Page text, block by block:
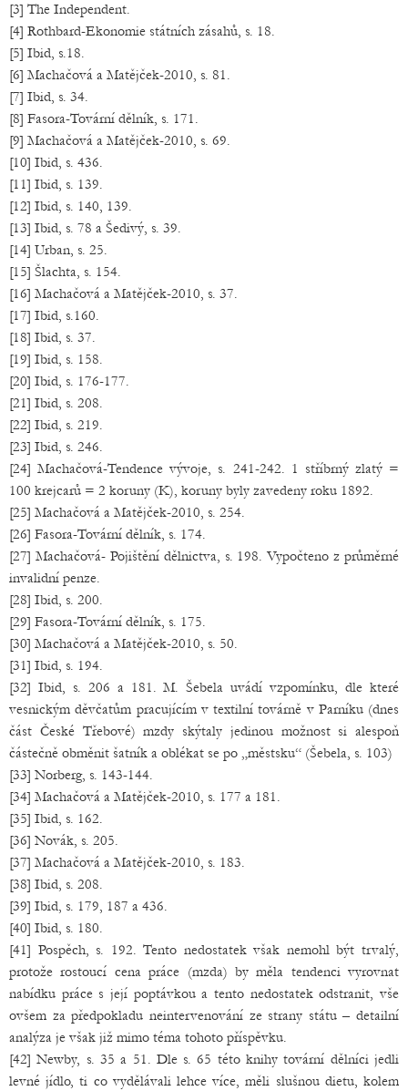
[3] The Independent.
[4] Rothbard-Ekonomie státních zásahů, s. 18.
[5] Ibid, s.18.
[6] Machačová a Matějček-2010, s. 81.
[7] Ibid, s. 34.
[8] Fasora-Tovární dělník, s. 171.
[9] Machačová a Matějček-2010, s. 69.
[10] Ibid, s. 436.
[11] Ibid, s. 139.
[12] Ibid, s. 140, 139.
[13] Ibid, s. 78 a Šedivý, s. 39.
[14] Urban, s. 25.
[15] Šlachta, s. 154.
[16] Machačová a Matějček-2010, s. 37.
[17] Ibid, s.160.
[18] Ibid, s. 37.
[19] Ibid, s. 158.
[20] Ibid, s. 176-177.
[21] Ibid, s. 208.
[22] Ibid, s. 219.
[23] Ibid, s. 246.
[24] Machačová-Tendence vývoje, s. 241-242. 1 stříbrný zlatý =
100 krejcarů = 2 koruny (K), koruny byly zavedeny roku 1892.
[25] Machačová a Matějček-2010, s. 254.
[26] Fasora-Tovární dělník, s. 174.
[27] Machačová- Pojištění dělnictva, s. 198. Vypočteno z průměrné
invalidní penze.
[28] Ibid, s. 200.
[29] Fasora-Tovární dělník, s. 175.
[30] Machačová a Matějček-2010, s. 50.
[31] Ibid, s. 194.
[32] Ibid, s. 206 a 181. M. Šebela uvádí vzpomínku, dle které
vesnickým děvčatům pracujícím v textilní továrně v Parníku (dnes
část České Třebové) mzdy skýtaly jedinou možnost si alespoň
částečně obměnit šatník a oblékat se po „městsku“ (Šebela, s. 103)
[33] Norberg, s. 143-144.
[34] Machačová a Matějček-2010, s. 177 a 181.
[35] Ibid, s. 162.
[36] Novák, s. 205.
[37] Machačová a Matějček-2010, s. 183.
[38] Ibid, s. 208.
[39] Ibid, s. 179, 187 a 436.
[40] Ibid, s. 180.
[41] Pospěch, s. 192. Tento nedostatek však nemohl být trvalý,
protože rostoucí cena práce (mzda) by měla tendenci vyrovnat
nabídku práce s její poptávkou a tento nedostatek odstranit, vše
ovšem za předpokladu neintervenování ze strany státu – detailní
analýza je však již mimo téma tohoto příspěvku.
[42] Newby, s. 35 a 51. Dle s. 65 této knihy tovární dělníci jedli
levné jídlo, ti co vydělávali lehce více, měli slušnou dietu, kolem